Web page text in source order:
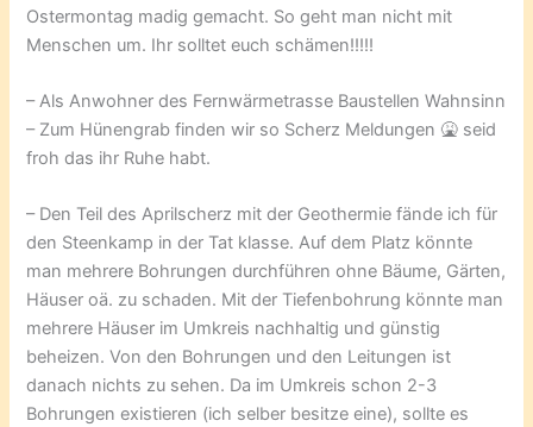
Ostermontag madig gemacht. So geht man nicht mit
Menschen um. Ihr solltet euch schämen!!!!!
– Als Anwohner des Fernwärmetrasse Baustellen Wahnsinn
– Zum Hünengrab finden wir so Scherz Meldungen 🤮 seid
froh das ihr Ruhe habt.
– Den Teil des Aprilscherz mit der Geothermie fände ich für
den Steenkamp in der Tat klasse. Auf dem Platz könnte
man mehrere Bohrungen durchführen ohne Bäume, Gärten,
Häuser oä. zu schaden. Mit der Tiefenbohrung könnte man
mehrere Häuser im Umkreis nachhaltig und günstig
beheizen. Von den Bohrungen und den Leitungen ist
danach nichts zu sehen. Da im Umkreis schon 2-3
Bohrungen existieren (ich selber besitze eine), sollte es